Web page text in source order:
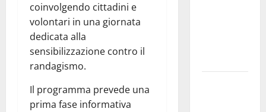
coinvolgendo cittadini e
volontari in una giornata
dedicata alla
sensibilizzazione contro il
randagismo.
Il programma prevede una
prima fase informativa